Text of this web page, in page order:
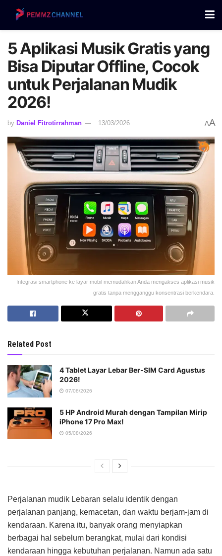
5 Aplikasi Musik Gratis yang
Bisa Diputar Offline, Cocok
untuk Perjalanan Mudik
2026!
by Daniel Fitrotirrahman 13/03/2026 AA
Integrasi smartphone ke layar mobil memudahkan Anda mengakses aplikasi musik
gratis tanpa mengganggu konsentrasi berkendara.
Related Post
4 Tablet Layar Lebar Ber-SIM Card Agustus
2026!
07/08/2026
5 HP Android Murah dengan Tampilan Mirip
iPhone 17 Pro Max!
05/08/2026
Perjalanan mudik Lebaran selalu identik dengan
perjalanan panjang, kemacetan, dan waktu berjam-jam di
kendaraan. Karena itu, banyak orang menyiapkan
berbagai hal sebelum berangkat, mulai dari kondisi
kendaraan hingga kebutuhan perjalanan. Namun ada satu